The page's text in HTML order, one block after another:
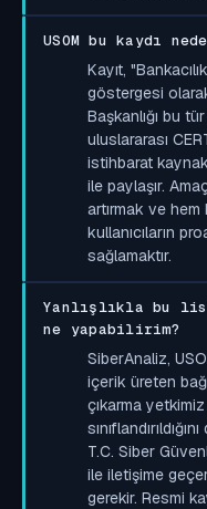
USOM bu kaydı
Kayıt,
göstergesi
Başkanlığı bu
uluslararası
istihbarat
ile paylaşır.
artırmak ve
kullanıcıların
sağlamaktır.
Yanlışlıkla bu
ne yapabilirim?
SiberAnaliz,
içerik üreten
çıkarma yetkimiz
T.C. Siber
ile iletişime
gerekir. Resmi